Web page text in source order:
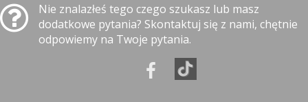
Nie znalazłeś tego czego szukasz lub masz
dodatkowe pytania? Skontaktuj się z nami, chętnie
odpowiemy na Twoje pytania.